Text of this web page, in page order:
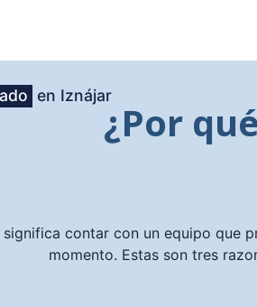
en Iznájar
¿Por
significa contar con un equipo que
momento. Estas son tres